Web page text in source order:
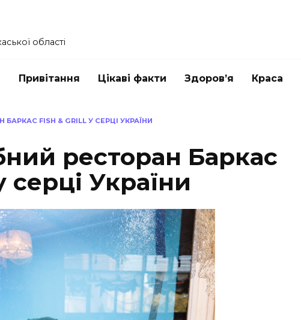
області
Привітання Цікаві факти Здоров’я Краса
FISH & GRILL У СЕРЦІ УКРАЇНИ
ресторан Баркас
серці України